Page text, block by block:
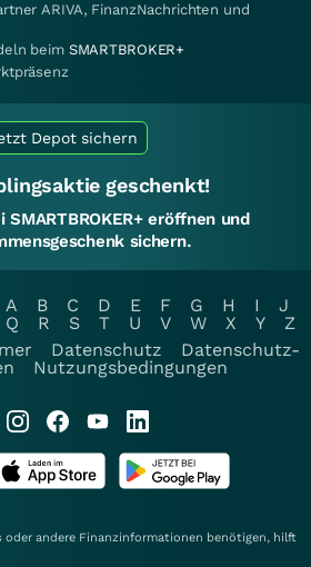
ARIVA, FinanzNachrichten und
beim SMARTBROKER+
Depot sichern
geschenkt!
eröffnen und
sichern.
A B C D E F G H I
J
Q R S T U V W X Y
Z
Datenschutz
Datenschutz-
Nutzungsbedingungen
oder andere Finanzinformationen benötigen, hilft